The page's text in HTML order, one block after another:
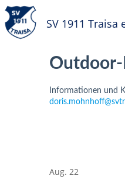
SV 1911 Traisa
Informationen und
Aug. 22